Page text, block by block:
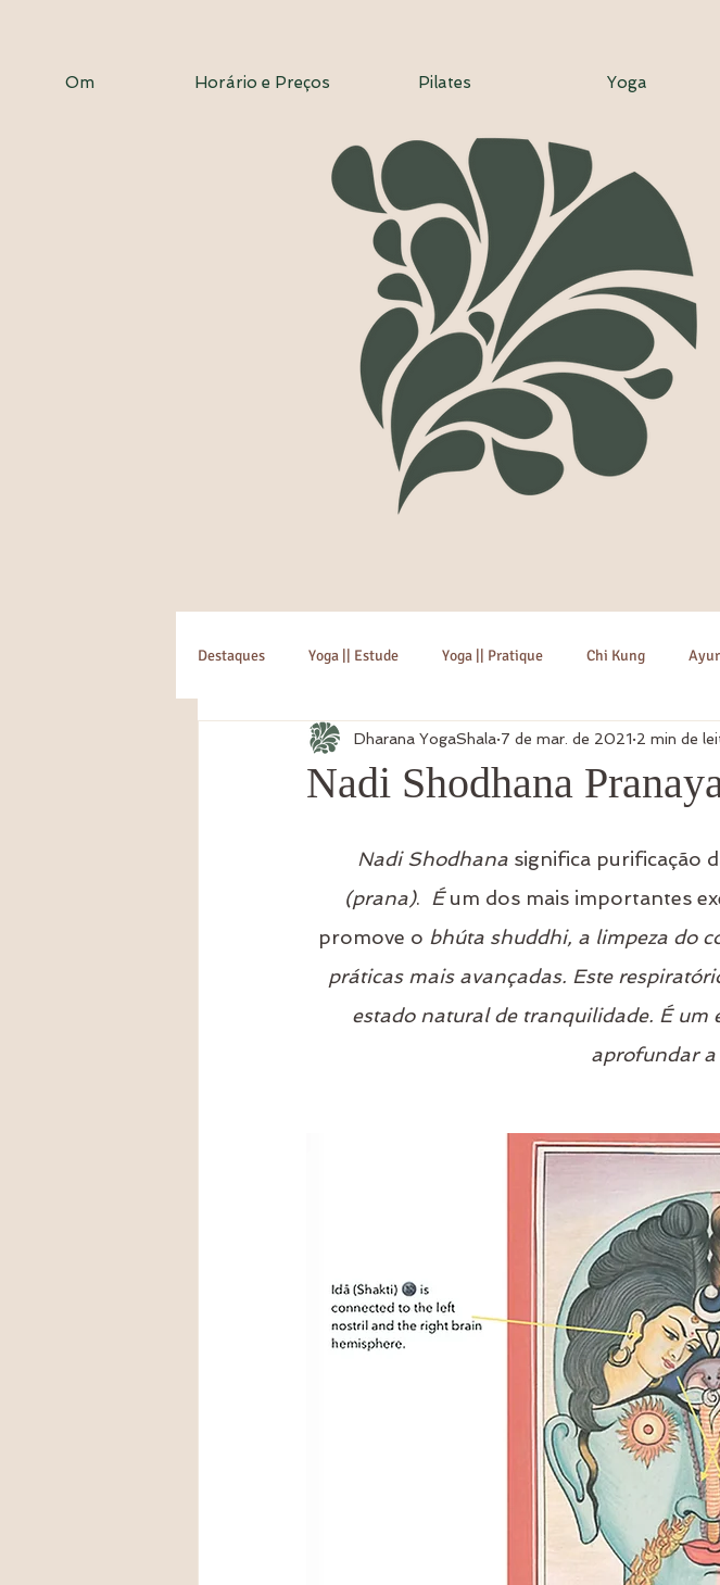
Om Horário e Preços Pilates Yoga
Destaques Yoga || Estude Yoga || Pratique Chi Kung
Nadi Shodhana
Dharana YogaShala 7 de mar. de 2021 2 min de
Nadi Shodhana significa purificação
(prana). É um dos mais importantes
promove o bhúta shuddhi, a limpeza do
práticas mais avançadas. Este
estado natural de tranquilidade. É um
aprofundar a